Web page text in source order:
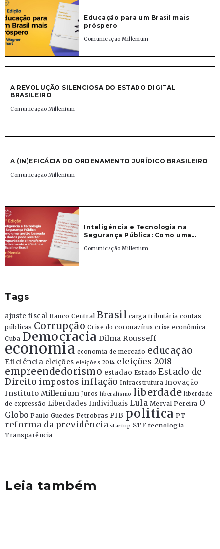
Educação para um Brasil mais
próspero
Comunicação Millenium
A REVOLUÇÃO SILENCIOSA DO ESTADO DIGITAL
BRASILEIRO
Comunicação Millenium
A (IN)EFICÁCIA DO ORDENAMENTO JURÍDICO BRASILEIRO
Comunicação Millenium
Inteligência e Tecnologia na
Segurança Pública: Como uma...
Comunicação Millenium
Tags
ajuste fiscal Banco Central Brasil carga tributária contas
públicas Corrupção Crise do coronavírus crise econômica
Cuba Democracia Dilma Rousseff
economia economia de mercado educação
Eficiência eleições eleições 2014 eleições 2018
empreendedorismo estadao Estado Estado de
Direito impostos inflação Infraestrutura Inovação
Instituto Millenium Juros liberalismo liberdade liberdade
de expressão Liberdades Individuais Lula Merval Pereira O
Globo Paulo Guedes Petrobras PIB politica PT
reforma da previdência startup STF tecnologia
Transparência
Leia também